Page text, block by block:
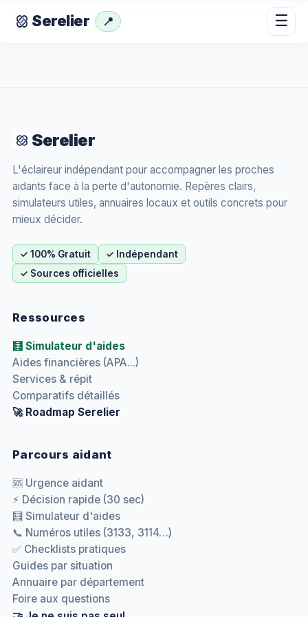
Serelier 📍 ☰
Serelier
L'éclaireur indépendant pour accompagner les proches
aidants face à la perte d'autonomie. Repères clairs,
simulateurs utiles, annuaires locaux et outils concrets pour
mieux décider.
✓ 100% Gratuit
✓ Indépendant
✓ Sources officielles
Ressources
🧮 Simulateur d'aides
Aides financières (APA...)
Services & répit
Comparatifs détaillés
🚀 Roadmap Serelier
Parcours aidant
🆘 Urgence aidant
⚡ Décision rapide (30 sec)
🧮 Simulateur d'aides
📞 Numéros utiles (3133, 3114…)
✅ Checklists pratiques
Guides par situation
Annuaire par département
Foire aux questions